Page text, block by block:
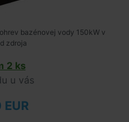
bazénovej vody 150kW v
zdroja
2 ks
u vás